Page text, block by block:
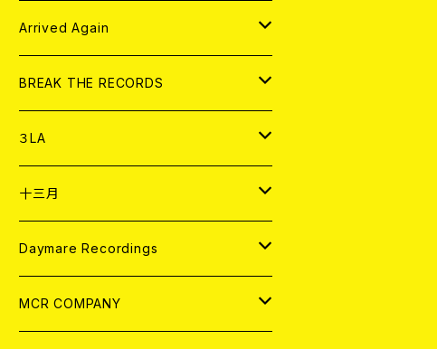
アパレル
書籍
DIGITAL CONTENTS
CD
アナログ
Arrived Again
CD
アナログ
BREAK THE RECORDS
CD
ANALOG
アパレル
３LA
CD
ANALOG
十三月
CD
ANALOG
Daymare Recordings
CD
MCR COMPANY